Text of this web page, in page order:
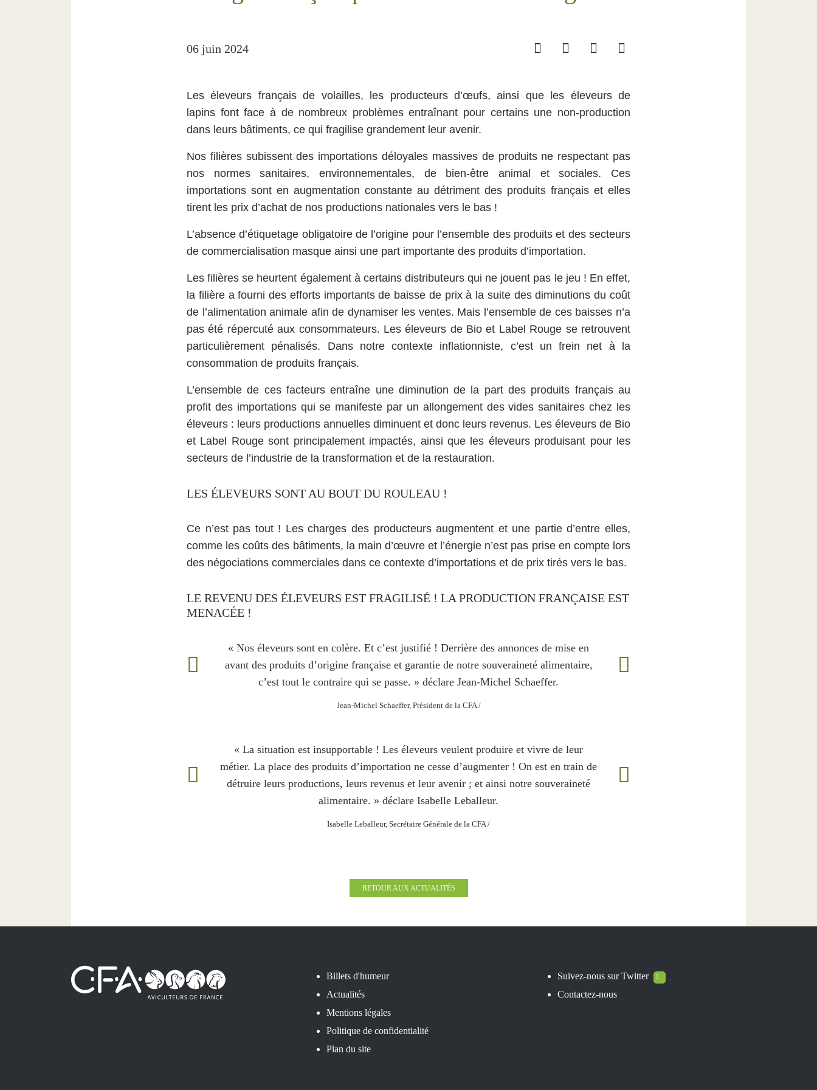
06 juin 2024
Les éleveurs français de volailles, les producteurs d’œufs, ainsi que les éleveurs de
lapins font face à de nombreux problèmes entraînant pour certains une non-production
dans leurs bâtiments, ce qui fragilise grandement leur avenir.
Nos filières subissent des importations déloyales massives de produits ne respectant pas
nos normes sanitaires, environnementales, de bien-être animal et sociales.
Ces
importations sont en augmentation constante au détriment des produits français et elles
tirent les prix d’achat de nos productions nationales vers le bas !
L’absence d’étiquetage obligatoire de l’origine pour l’ensemble des produits et des secteurs
de commercialisation masque ainsi une part importante des produits d’importation.
Les filières se heurtent également à certains distributeurs qui ne jouent pas le jeu ! En effet,
la filière a fourni des efforts importants de baisse de prix à la suite des diminutions du coût
de l’alimentation animale afin de dynamiser les ventes. Mais l’ensemble de ces baisses n’a
pas été répercuté aux consommateurs. Les éleveurs de Bio et Label Rouge se retrouvent
particulièrement pénalisés. Dans notre contexte inflationniste, c’est un frein net à la
consommation de produits français.
L’ensemble de ces facteurs entraîne une diminution de la part des produits français au
profit des importations qui se manifeste par un allongement des vides sanitaires chez les
éleveurs : leurs productions annuelles diminuent et donc leurs revenus. Les éleveurs de Bio
et Label Rouge sont principalement impactés, ainsi que les éleveurs produisant pour les
secteurs de l’industrie de la transformation et de la restauration.
LES ÉLEVEURS SONT AU BOUT DU ROULEAU !
Ce n’est pas tout ! Les charges des producteurs augmentent et une partie d’entre elles,
comme les coûts des bâtiments, la main d’œuvre et l’énergie n’est pas prise en compte lors
des négociations commerciales dans ce contexte d’importations et de prix tirés vers le bas.
LE REVENU DES ÉLEVEURS EST FRAGILISÉ ! LA PRODUCTION FRANÇAISE EST
MENACÉE !
« Nos éleveurs sont en colère. Et c’est justifié ! Derrière des annonces de mise en
avant des produits d’origine française et garantie de notre souveraineté alimentaire,
c’est tout le contraire qui se passe. » déclare Jean-Michel Schaeffer.
Jean-Michel Schaeffer, Président de la CFA/
« La situation est insupportable ! Les éleveurs veulent produire et vivre de leur
métier. La place des produits d’importation ne cesse d’augmenter ! On est en train de
détruire leurs productions, leurs revenus et leur avenir ; et ainsi notre souveraineté
alimentaire. » déclare Isabelle Leballeur.
Isabelle Leballeur, Secrétaire Générale de la CFA/
RETOUR AUX ACTUALITÉS
Billets d'humeur
Actualités
Mentions légales
Politique de confidentialité
Plan du site
Suivez-nous surTwitter
Contactez-nous